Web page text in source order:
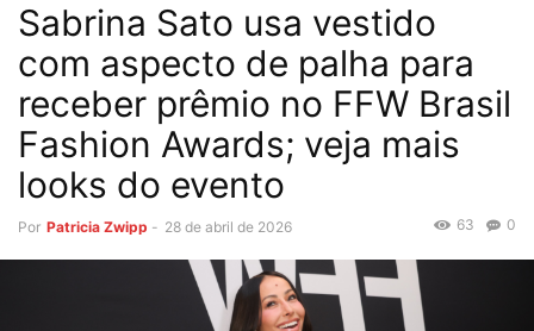
Sabrina Sato usa vestido
com aspecto de palha para
receber prêmio no FFW Brasil
Fashion Awards; veja mais
looks do evento
Por Patricia Zwipp - 28 de abril de 2026 0
63